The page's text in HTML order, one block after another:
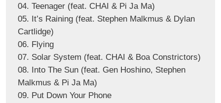
04. Teenager (feat. CHAI & Pi Ja Ma)
05. It’s Raining (feat. Stephen Malkmus & Dylan
Cartlidge)
06. Flying
07. Solar System (feat. CHAI & Boa Constrictors)
08. Into The Sun (feat. Gen Hoshino, Stephen
Malkmus & Pi Ja Ma)
09. Put Down Your Phone